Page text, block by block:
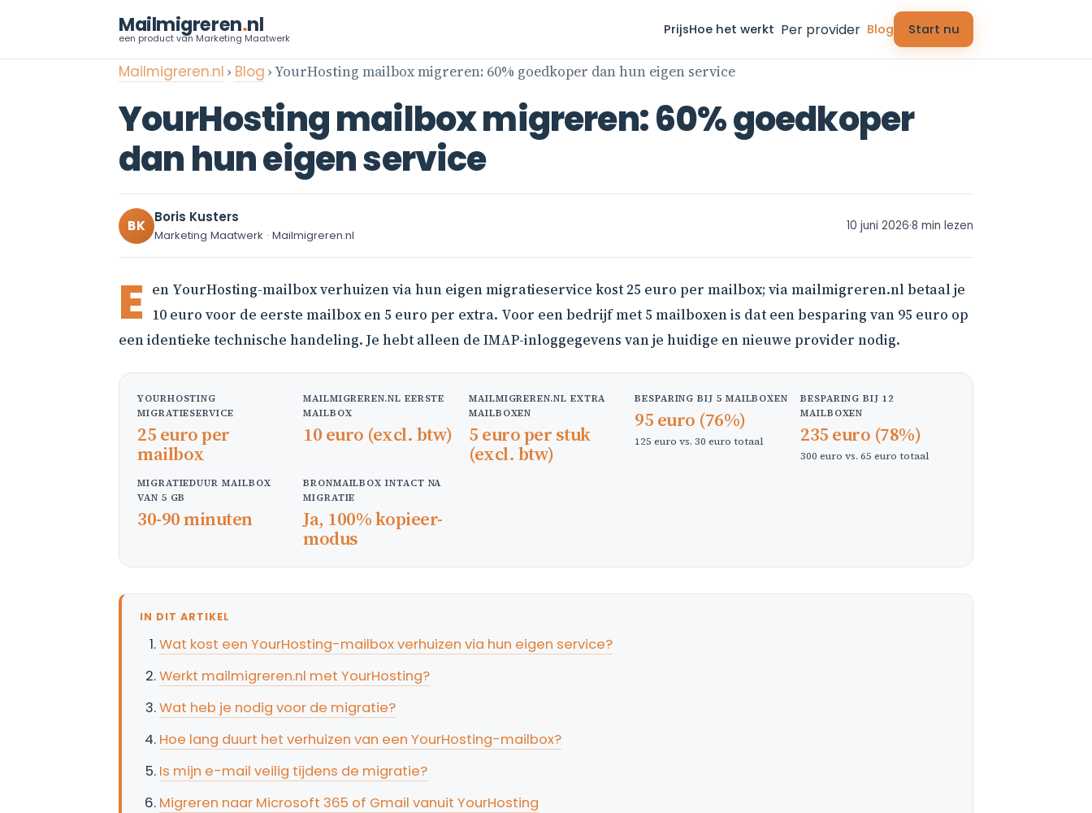
Mailmigreren.nl
een product van Marketing Maatwerk
PrijsHoe het werkt Per provider Blog Start nu
Mailmigreren.nl › Blog › YourHosting mailbox migreren: 60% goedkoper dan hun eigen service
YourHosting mailbox migreren: 60% goedkoper
dan hun eigen service
BK Boris Kusters
Marketing Maatwerk · Mailmigreren.nl
10 juni 2026·8 min lezen
E en YourHosting-mailbox verhuizen via hun eigen migratieservice kost 25 euro per mailbox; via mailmigreren.nl betaal je
10 euro voor de eerste mailbox en 5 euro per extra. Voor een bedrijf met 5 mailboxen is dat een besparing van 95 euro op
een identieke technische handeling. Je hebt alleen de IMAP-inloggegevens van je huidige en nieuwe provider nodig.
YOURHOSTING
MIGRATIESERVICE
25 euro per
mailbox
MAILMIGREREN.NL EERSTE
MAILBOX
10 euro (excl. btw)
MAILMIGREREN.NL EXTRA
MAILBOXEN
5 euro per stuk
(excl. btw)
BESPARING BIJ 5 MAILBOXEN
95 euro (76%)
125 euro vs. 30 euro totaal
BESPARING BIJ 12
MAILBOXEN
235 euro (78%)
300 euro vs. 65 euro totaal
MIGRATIEDUUR MAILBOX
VAN 5 GB
30-90 minuten
BRONMAILBOX INTACT NA
MIGRATIE
Ja, 100% kopieer-
modus
IN DIT ARTIKEL
Wat kost een YourHosting-mailbox verhuizen via hun eigen service?
Werkt mailmigreren.nl met YourHosting?
Wat heb je nodig voor de migratie?
Hoe lang duurt het verhuizen van een YourHosting-mailbox?
Is mijn e-mail veilig tijdens de migratie?
Migreren naar Microsoft 365 of Gmail vanuit YourHosting